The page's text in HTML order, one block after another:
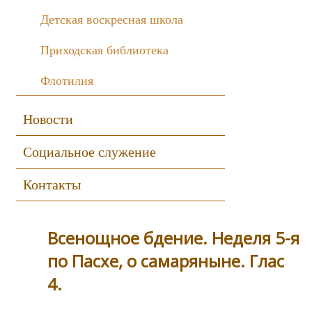
Детская воскресная школа
Приходская библиотека
Флотилия
Новости
Социальное служение
Контакты
Всенощное бдение. Неделя 5-я
по Пасхе, о самаряныне. Глас
4.